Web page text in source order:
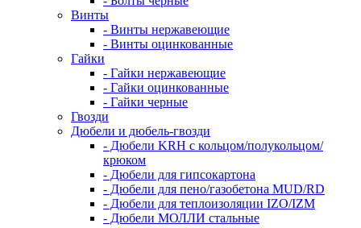
Винты
- Винты нержавеющие
- Винты оцинкованные
Гайки
- Гайки нержавеющие
- Гайки оцинкованные
- Гайки черные
Гвозди
Дюбели и дюбель-гвозди
- Дюбели KRH с кольцом/полукольцом/
крюком
- Дюбели для гипсокартона
- Дюбели для пено/газобетона MUD/RD
- Дюбели для теплоизоляции IZO/IZM
- Дюбели МОЛЛИ стальные